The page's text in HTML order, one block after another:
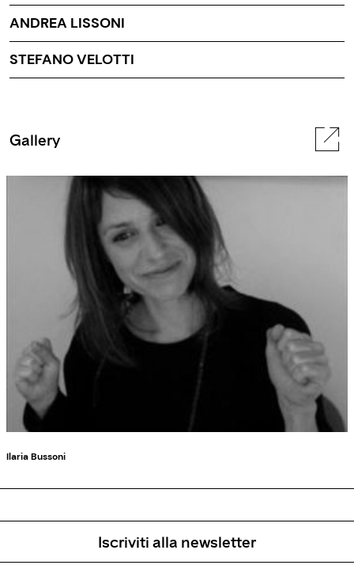
ANDREA LISSONI
STEFANO VELOTTI
Gallery
Ilaria Bussoni
Iscriviti alla newsletter